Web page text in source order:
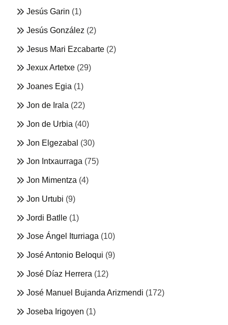
Jesús Garin (1)
Jesús González (2)
Jesus Mari Ezcabarte (2)
Jexux Artetxe (29)
Joanes Egia (1)
Jon de Irala (22)
Jon de Urbia (40)
Jon Elgezabal (30)
Jon Intxaurraga (75)
Jon Mimentza (4)
Jon Urtubi (9)
Jordi Batlle (1)
Jose Ángel Iturriaga (10)
José Antonio Beloqui (9)
José Díaz Herrera (12)
José Manuel Bujanda Arizmendi (172)
Joseba Irigoyen (1)